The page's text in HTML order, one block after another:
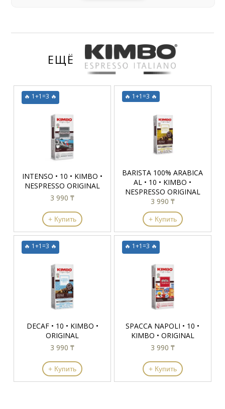
ЕЩЁ
🔥 1+1=3 🔥
INTENSO • 10 • KIMBO •
NESPRESSO ORIGINAL
3 990 ₸
+ Купить
🔥 1+1=3 🔥
BARISTA 100% ARABICA
AL • 10 • KIMBO •
NESPRESSO ORIGINAL
3 990 ₸
+ Купить
🔥 1+1=3 🔥
DECAF • 10 • KIMBO •
ORIGINAL
3 990 ₸
+ Купить
🔥 1+1=3 🔥
SPACCA NAPOLI • 10 •
KIMBO • ORIGINAL
3 990 ₸
+ Купить